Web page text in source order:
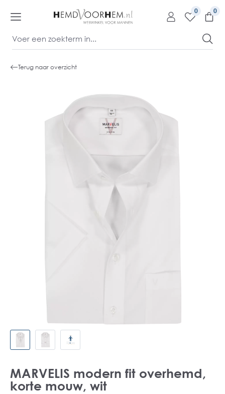
0
Terug naar overzicht
MARVELIS modern fit overhemd,
korte mouw, wit